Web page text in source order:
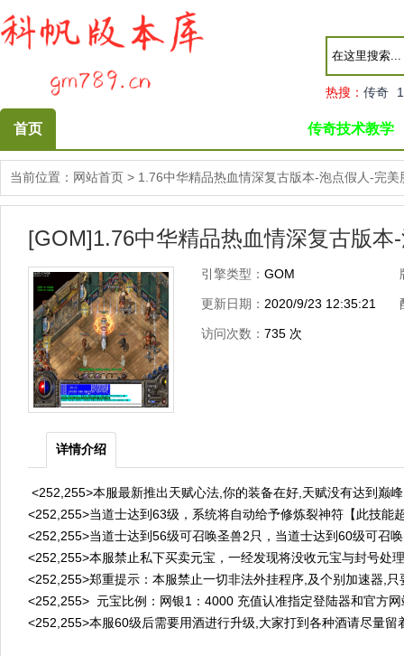
热搜： 传奇
首页 传奇技术教学
当前位置： 网站首页 > 1.76中华精品热血情深复古版本-泡点假人-完美
[GOM]1.76中华精品热血情深复古版
引擎类型： GOM
更新日期： 2020/9/23 12:35:21
访问次数： 735 次
详情介绍
<252,255>本服最新推出天赋心法,你的装备在好,天赋没有达到巅
<252,255>当道士达到63级，系统将自动给予修炼裂神符【此技能
<252,255>当道士达到56级可召唤圣兽2只，当道士达到60级可召
<252,255>本服禁止私下买卖元宝，一经发现将没收元宝与封号处
<252,255>郑重提示：本服禁止一切非法外挂程序,及个别加速器,
<252,255> 元宝比例：网银1：4000 充值认准指定登陆器和官方
<252,255>本服60级后需要用酒进行升级,大家打到各种酒请尽量留